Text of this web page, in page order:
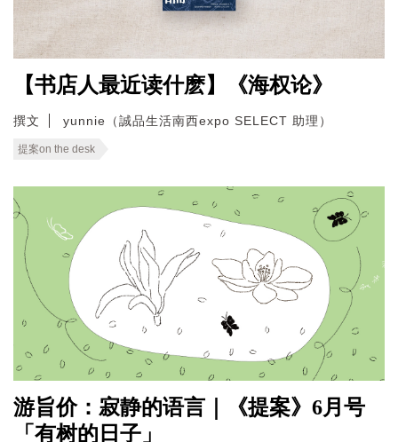
【书店人最近读什麽】《海权论》
撰文 yunnie（誠品生活南西expo SELECT 助理）
提案on the desk
游旨价：寂静的语言｜《提案》6月号
「有树的日子」